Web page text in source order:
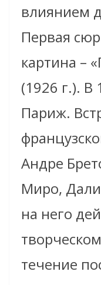
влиянием
Первая
картина –
(1926 г.). В
Париж.
Андре
Миро,
на него
течение